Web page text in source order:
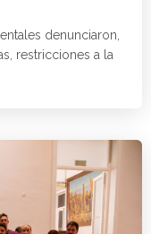
denunciaron,
restricciones a la